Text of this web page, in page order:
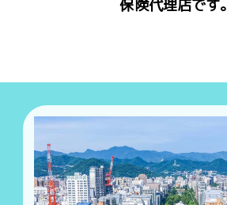
保険代理店です。